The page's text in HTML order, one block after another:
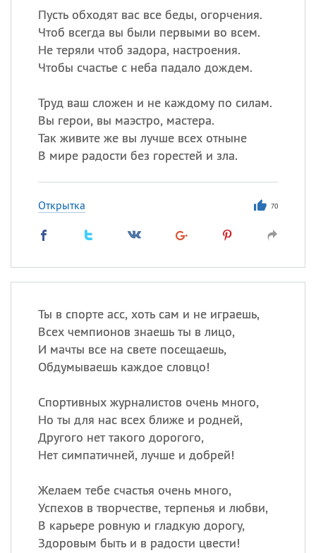
Пусть обходят вас все беды, огорчения.
Чтоб всегда вы были первыми во всем.
Не теряли чтоб задора, настроения.
Чтобы счастье с неба падало дождем.
Труд ваш сложен и не каждому по силам.
Вы герои, вы маэстро, мастера.
Так живите же вы лучше всех отныне
В мире радости без горестей и зла.
Открытка 70
Ты в спорте асс, хоть сам и не играешь,
Всех чемпионов знаешь ты в лицо,
И мачты все на свете посещаешь,
Обдумываешь каждое словцо!
Спортивных журналистов очень много,
Но ты для нас всех ближе и родней,
Другого нет такого дорогого,
Нет симпатичней, лучше и добрей!
Желаем тебе счастья очень много,
Успехов в творчестве, терпенья и любви,
В карьере ровную и гладкую дорогу,
Здоровым быть и в радости цвести!